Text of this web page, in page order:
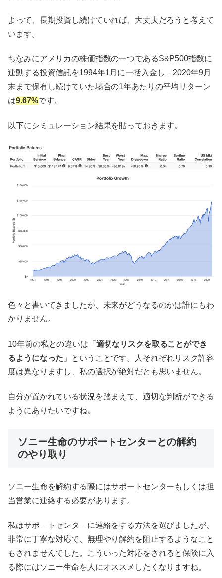
よって、長期投資し続けていれば、大丈夫だろうと考えて
います。
ちなみにアメリカの株価指数の一つであるS&P500指数に
連動する投資信託を1994年1月に一括入金し、2020年9月
末まで保有し続けていた場合の1年あたりの平均リターン
は9.67%です。
以下にシミュレーション結果を貼っておきます。
色々と書いてきましたが、未来がどうなるのかは誰にもわ
かりません。
10年前の私との違いは「 適切なリスクを取ることができ
るようになった 」ということです。人それぞれリスク許容
度は異なりますし、私の選択が絶対だとも思いません。
自分が置かれている状況を踏まえて、適切な判断ができる
ようにありたいですね。
ソニー生命のサポートセンターとの解約
のやり取り
ソニー生命を解約する際にはサポートセンターもしくは担
当営業に連絡する必要があります。
私はサポートセンターに連絡をする方法を選びましたが、
非常に丁寧な対応で、無理やり解約を阻止するようなこと
もされませんでした。こういった対応をされると保険に入
る際にはソニー生命を人にオススメしたくなりますね。